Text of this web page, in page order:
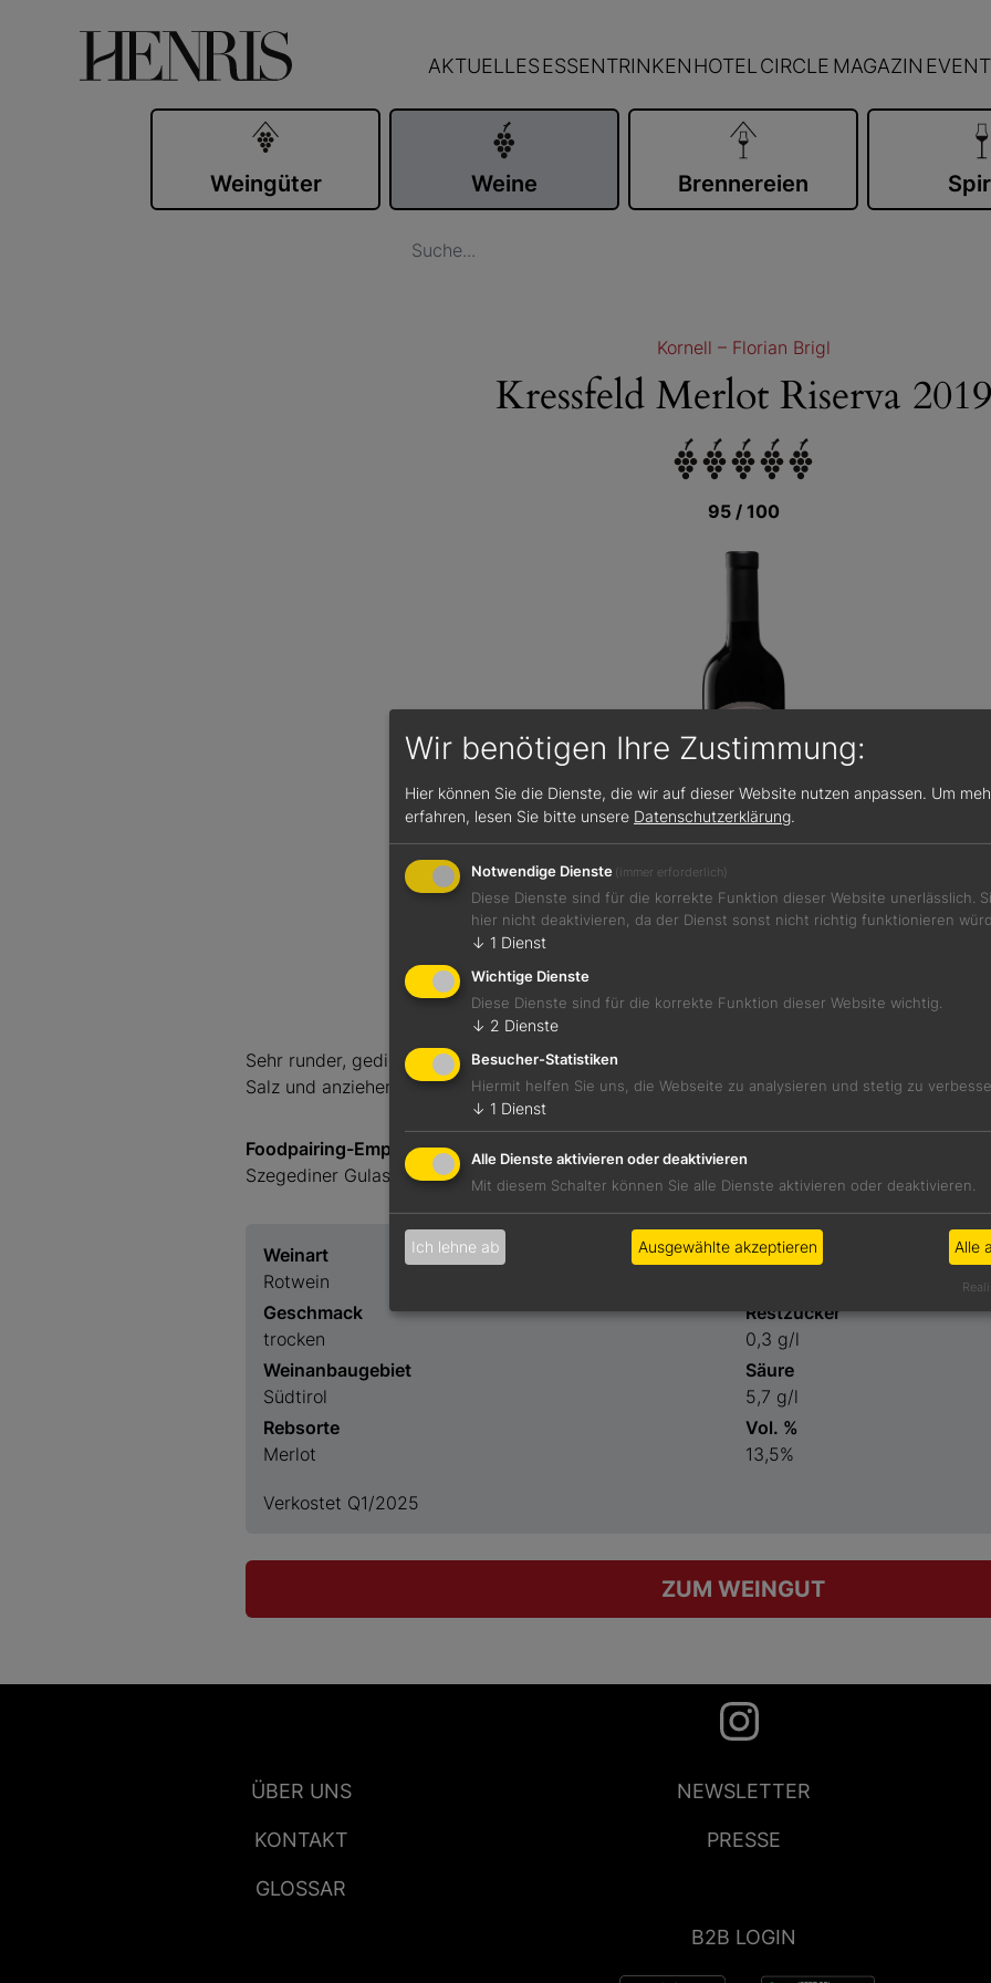
AKTUELLESESSENTRINKENHOTELCIRCLE MAGAZIN
Weingüter Weine Brennereien
Kornell – Florian Brigl
Kressfeld Merlot Riserva 2019
95 / 100
Sehr runder, gediegener und geschliffener Wein mit Noten von Zwetschke und Paprika,
Salz und anziehend fein abgestimmter Würze.
Foodpairing-Empfehlung
Szegediner Gulasch mit Sauerrahm
Weinart
Rotwein
Preis
Geschmack
trocken
Restzucker
0,3 g/l
Weinanbaugebiet
Südtirol
Säure
5,7 g/l
Rebsorte
Merlot
Vol. %
13,5%
Verkostet Q1/2025
ZUM WEINGUT
ÜBER UNS NEWSLETTER
KONTAKT PRESSE
GLOSSAR
B2B LOGIN
Wir benötigen Ihre Zustimmung:
Hier können Sie die Dienste, die wir auf dieser Website nutzen anpassen. Um
erfahren, lesen Sie bitte unsere Datenschutzerklärung.
Notwendige Dienste (immer erforderlich)
Diese Dienste sind für die korrekte Funktion dieser Website unerlässlich.
hier nicht deaktivieren, da der Dienst sonst nicht richtig funktionieren
↓ 1 Dienst
Wichtige Dienste
Diese Dienste sind für die korrekte Funktion dieser Website wichtig.
↓ 2 Dienste
Besucher-Statistiken
Hiermit helfen Sie uns, die Webseite zu analysieren und stetig zu
↓ 1 Dienst
Alle Dienste aktivieren oder deaktivieren
Mit diesem Schalter können Sie alle Dienste aktivieren oder deaktivieren.
Ich lehne ab Ausgewählte akzeptieren Alle